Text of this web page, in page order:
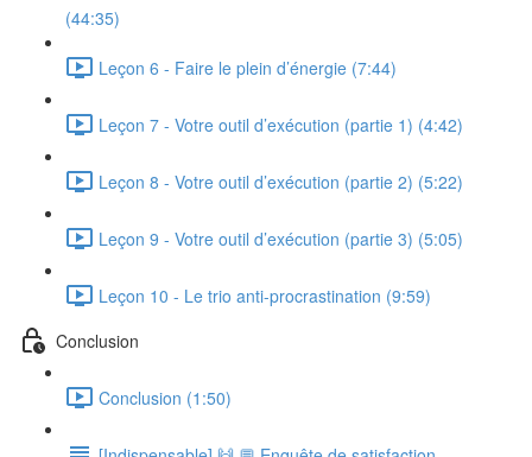
(44:35)
Leçon 6 - Faire le plein d’énergie (7:44)
Leçon 7 - Votre outil d’exécution (partie 1) (4:42)
Leçon 8 - Votre outil d’exécution (partie 2) (5:22)
Leçon 9 - Votre outil d’exécution (partie 3) (5:05)
Leçon 10 - Le trio anti-procrastination (9:59)
Conclusion
Conclusion (1:50)